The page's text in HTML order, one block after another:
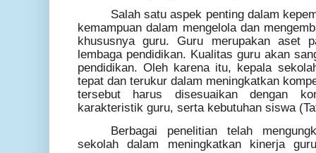
Salah satu aspek penting dalam
kemampuan dalam mengelola dan
khususnya guru. Guru merupakan aset
lembaga pendidikan. Kualitas guru akan
pendidikan. Oleh karena itu, kepala
tepat dan terukur dalam meningkatkan
tersebut harus disesuaikan dengan
karakteristik guru, serta kebutuhan siswa
Berbagai penelitian telah
sekolah dalam meningkatkan kinerja